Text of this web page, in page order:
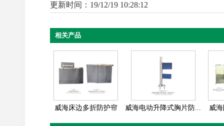
更新时间：19/12/19 10:28:12
相关产品
威海床边多折防护帘 威海电动升降式胸片防... 威